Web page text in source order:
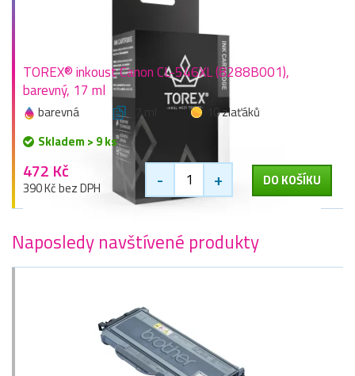
TOREX® inkoust Canon CL-546XL (8288B001),
barevný, 17 ml
barevná 17 ml
10 zlaťáků
Skladem > 9 ks
472 Kč
390 Kč bez DPH - + DO KOŠÍKU
Naposledy navštívené produkty